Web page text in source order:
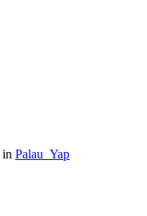
in Palau_Yap